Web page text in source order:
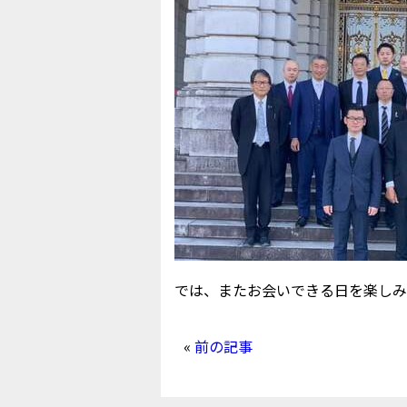
では、またお会いできる日を楽し
« 前の記事